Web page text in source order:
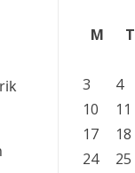
M
T
3
4
10
11
17
18
24
25